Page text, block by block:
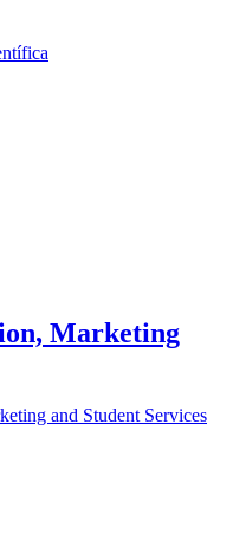
Marketing
and Student Services